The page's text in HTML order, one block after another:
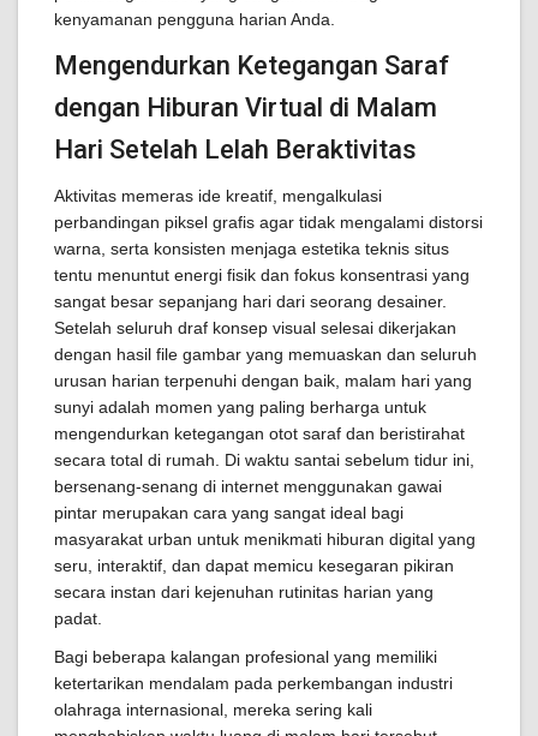
kenyamanan pengguna harian Anda.
Mengendurkan Ketegangan Saraf
dengan Hiburan Virtual di Malam
Hari Setelah Lelah Beraktivitas
Aktivitas memeras ide kreatif, mengalkulasi
perbandingan piksel grafis agar tidak mengalami distorsi
warna, serta konsisten menjaga estetika teknis situs
tentu menuntut energi fisik dan fokus konsentrasi yang
sangat besar sepanjang hari dari seorang desainer.
Setelah seluruh draf konsep visual selesai dikerjakan
dengan hasil file gambar yang memuaskan dan seluruh
urusan harian terpenuhi dengan baik, malam hari yang
sunyi adalah momen yang paling berharga untuk
mengendurkan ketegangan otot saraf dan beristirahat
secara total di rumah. Di waktu santai sebelum tidur ini,
bersenang-senang di internet menggunakan gawai
pintar merupakan cara yang sangat ideal bagi
masyarakat urban untuk menikmati hiburan digital yang
seru, interaktif, dan dapat memicu kesegaran pikiran
secara instan dari kejenuhan rutinitas harian yang
padat.
Bagi beberapa kalangan profesional yang memiliki
ketertarikan mendalam pada perkembangan industri
olahraga internasional, mereka sering kali